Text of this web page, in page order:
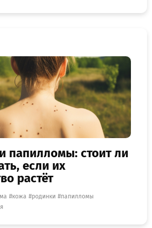
папилломы: стоит ли
если их
растёт
кожа родинки
папилломы